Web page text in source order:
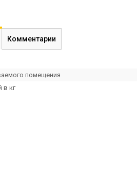
Комментарии
помещения
в кг